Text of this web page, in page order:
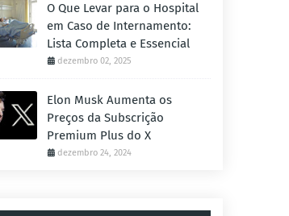
O Que Levar para o Hospital
em Caso de Internamento:
Lista Completa e Essencial
dezembro 02, 2025
Elon Musk Aumenta os
Preços da Subscrição
Premium Plus do X
dezembro 24, 2024